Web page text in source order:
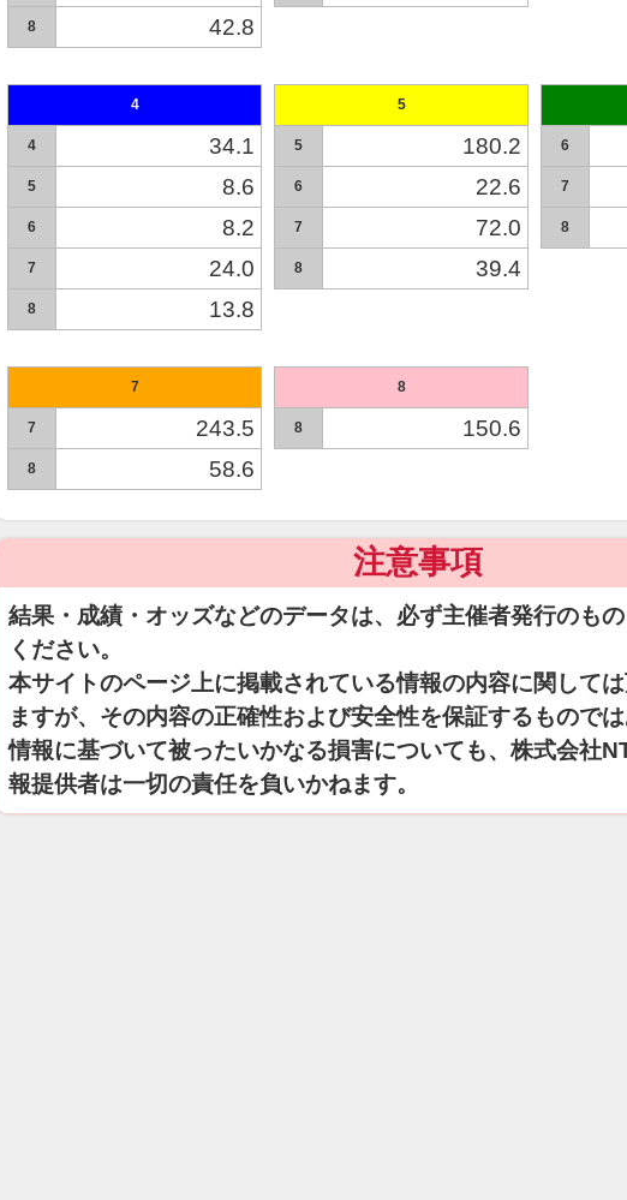
8 42.8
4
4 34.1
5 8.6
6 8.2
7 24.0
8 13.8
5
5 180.2
6 22.6
7 72.0
8 39.4
6
7
8
7
7 243.5
8 58.6
8
8 150.6
注意事項
結果・成績・オッズなどのデータは、必ず主催者発行のも
ください。
本サイトのページ上に掲載されている情報の内容に関して
ますが、その内容の正確性および安全性を保証するもので
情報に基づいて被ったいかなる損害についても、株式会社
報提供者は一切の責任を負いかねます。